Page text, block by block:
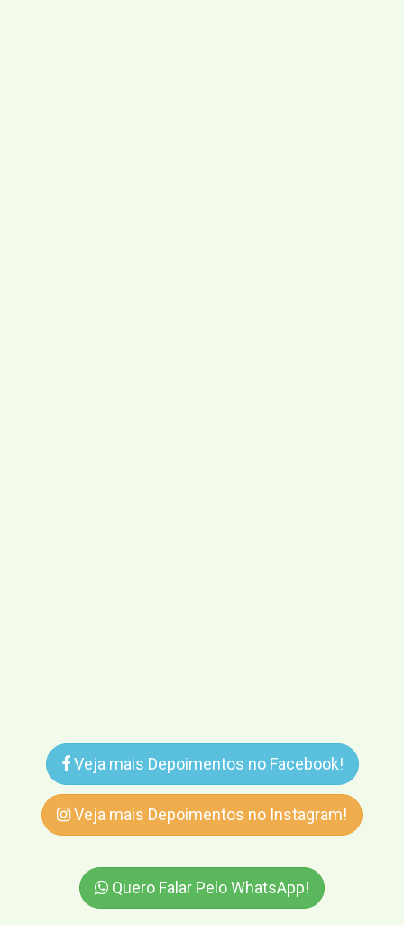
Veja mais Depoimentos no Facebook!
Veja mais Depoimentos no Instagram!
Quero Falar Pelo WhatsApp!